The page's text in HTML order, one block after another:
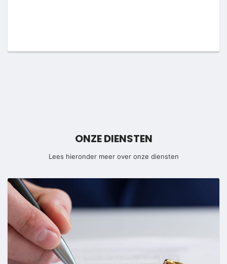
ONZE DIENSTEN
Lees hieronder meer over onze diensten